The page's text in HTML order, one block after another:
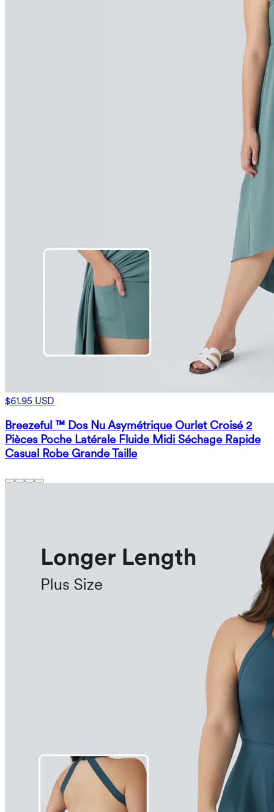
$61.95 USD
Breezeful ™ Dos Nu Asymétrique Ourlet Croisé 2
Pièces Poche Latérale Fluide Midi Séchage Rapide
Casual Robe Grande Taille